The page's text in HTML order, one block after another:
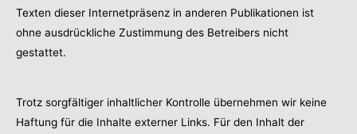
Texten dieser Internetpräsenz in anderen Publikationen ist
ohne ausdrückliche Zustimmung des Betreibers nicht
gestattet.
Trotz sorgfältiger inhaltlicher Kontrolle übernehmen wir keine
Haftung für die Inhalte externer Links. Für den Inhalt der